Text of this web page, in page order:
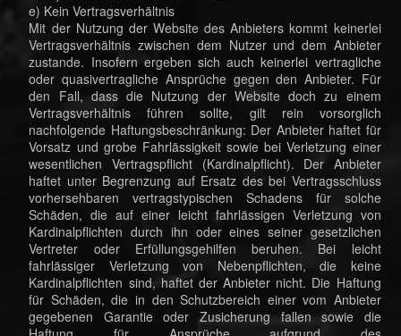
e) Kein Vertragsverhältnis
Mit der Nutzung der Website des Anbieters kommt keinerlei
Vertragsverhältnis zwischen dem Nutzer und dem Anbieter
zustande. Insofern ergeben sich auch keinerlei vertragliche
oder quasivertragliche Ansprüche gegen den Anbieter. Für
den Fall, dass die Nutzung der Website doch zu einem
Vertragsverhältnis führen sollte, gilt rein vorsorglich
nachfolgende Haftungsbeschränkung: Der Anbieter haftet für
Vorsatz und grobe Fahrlässigkeit sowie bei Verletzung einer
wesentlichen Vertragspflicht (Kardinalpflicht). Der Anbieter
haftet unter Begrenzung auf Ersatz des bei Vertragsschluss
vorhersehbaren vertragstypischen Schadens für solche
Schäden, die auf einer leicht fahrlässigen Verletzung von
Kardinalpflichten durch ihn oder eines seiner gesetzlichen
Vertreter oder Erfüllungsgehilfen beruhen. Bei leicht
fahrlässiger Verletzung von Nebenpflichten, die keine
Kardinalpflichten sind, haftet der Anbieter nicht. Die Haftung
für Schäden, die in den Schutzbereich einer vom Anbieter
gegebenen Garantie oder Zusicherung fallen sowie die